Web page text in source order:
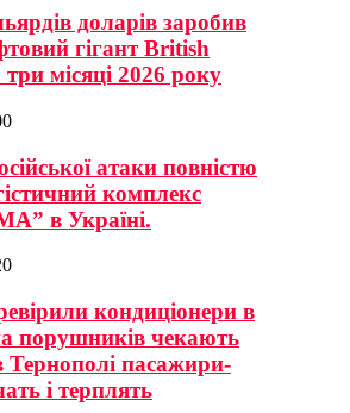
доларів заробив
гігант British
місяці 2026 року
атаки повністю
комплекс
в Україні.
кондиціонери в
порушників чекають
пасажири-
і терплять